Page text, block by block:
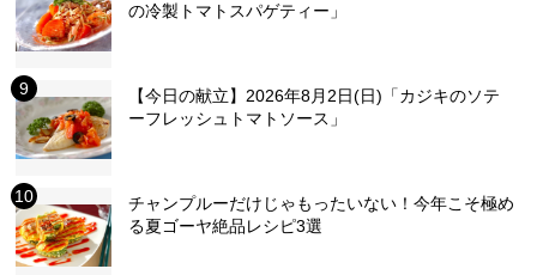
の冷製トマトスパゲティー」
【今日の献立】2026年8月2日(日)「カジキのソテ
ーフレッシュトマトソース」
チャンプルーだけじゃもったいない！今年こそ極め
る夏ゴーヤ絶品レシピ3選